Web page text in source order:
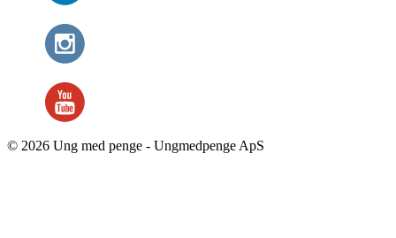
© 2026 Ung med penge - Ungmedpenge ApS